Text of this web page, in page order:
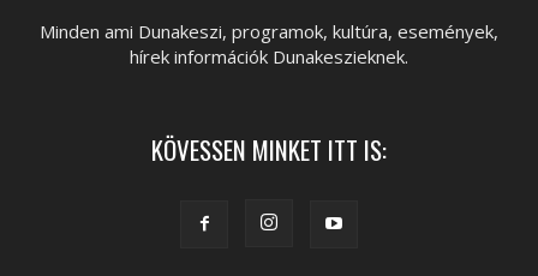
Minden ami Dunakeszi, programok, kultúra, események,
hírek információk Dunakeszieknek.
KÖVESSEN MINKET ITT IS: